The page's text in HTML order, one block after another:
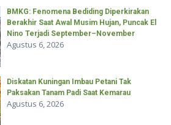
BMKG: Fenomena Bediding Diperkirakan
Berakhir Saat Awal Musim Hujan, Puncak El
Nino Terjadi September–November
Agustus 6, 2026
Diskatan Kuningan Imbau Petani Tak
Paksakan Tanam Padi Saat Kemarau
Agustus 6, 2026